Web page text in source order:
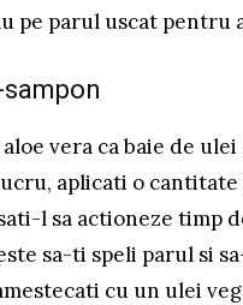
pe parul uscat
vera ca baie de
aplicati o
l sa actioneze timp
sa-ti speli parul si
cu un ulei